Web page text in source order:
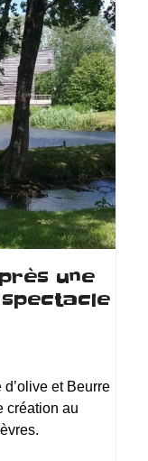
une
et Beurre
création au